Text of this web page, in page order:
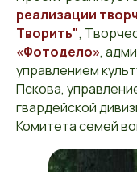
реализации
Творить",
«Фотодело»,
управлением
Пскова,
гвардейской
Комитета семей